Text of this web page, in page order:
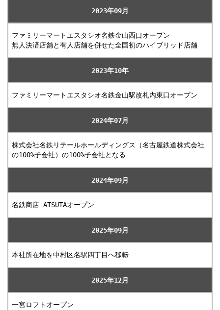
2023年09月
ファミリーマートエスタシオ名鉄金山西口オープン
無人決済店舗と有人店舗を併せた全国初のハイブリッド店舗
2023年10年
ファミリーマートエスタシオ名鉄金山駅改札内東口オープン
2024年07月
株式会社名鉄リテールホールディングス（名古屋鉄道株式会社
の100%子会社）の100%子会社となる
2024年09月
名鉄商店 ATSUTAオープン
2025年09月
本社所在地を中村区名駅四丁目へ移転
2025年12月
一宮ロフトオープン